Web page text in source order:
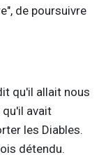
de poursuivre
qu'il allait nous
avait
les Diables.
détendu.